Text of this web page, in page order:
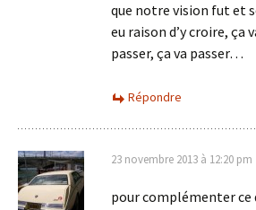
que notre vision fut et
eu raison d’y croire, ça
passer, ça va passer…
Répondre
23 novembre 2013 à 12:20 pm
pour complémenter ce